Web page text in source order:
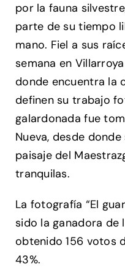
por la fauna
parte de su tiempo
mano. Fiel a sus
semana en
donde encuentra la
definen su trabajo
galardonada fue
Nueva, desde
paisaje del
tranquilas.
La fotografía “El
sido la ganadora de
obtenido 156 votos
43%.